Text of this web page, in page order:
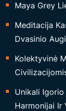
Maya Grey
Meditacija
Dvasinio
Kolektyvinė
Unikali
Harmonijai Ir